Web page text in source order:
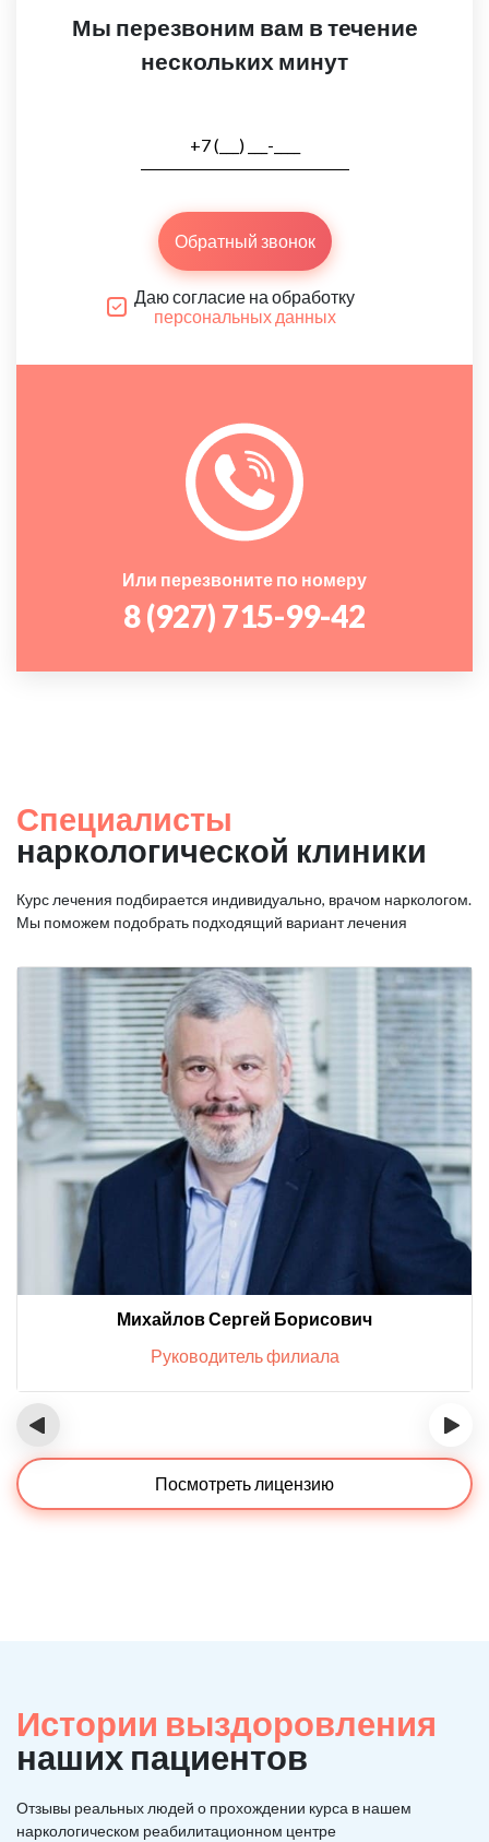
Мы перезвоним вам в течение
нескольких минут
Обратный звонок
Даю согласие на обработку
персональных данных
Или перезвоните по номеру
8 (927) 715-99-42
Специалисты
наркологической клиники
Курс лечения подбирается индивидуально, врачом наркологом.
Мы поможем подобрать подходящий вариант лечения
Михайлов Сергей Борисович
Руководитель филиала
‹ ›
Посмотреть лицензию
Истории выздоровления
наших пациентов
Отзывы реальных людей о прохождении курса в нашем
наркологическом реабилитационном центре